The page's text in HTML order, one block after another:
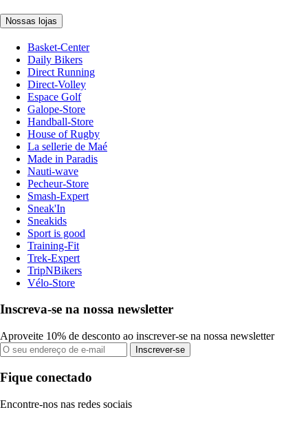
Nossas lojas
Basket-Center
Daily Bikers
Direct Running
Direct-Volley
Espace Golf
Galope-Store
Handball-Store
House of Rugby
La sellerie de Maé
Made in Paradis
Nauti-wave
Pecheur-Store
Smash-Expert
Sneak'In
Sneakids
Sport is good
Training-Fit
Trek-Expert
TripNBikers
Vélo-Store
Inscreva-se na nossa newsletter
Aproveite 10% de desconto ao inscrever-se na nossa newsletter
Inscrever-se
Fique conectado
Encontre-nos nas redes sociais